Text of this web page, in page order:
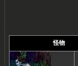
怪物